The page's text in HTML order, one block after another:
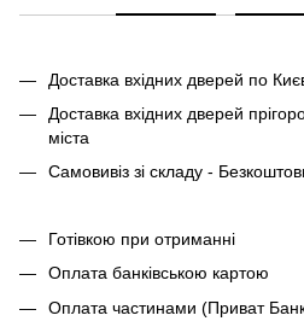
Доставка вхідних дверей по
Доставка вхідних дверей
міста
Самовивіз зі складу -
Готівкою при отриманні
Оплата банківською картою
Оплата частинами (Приват